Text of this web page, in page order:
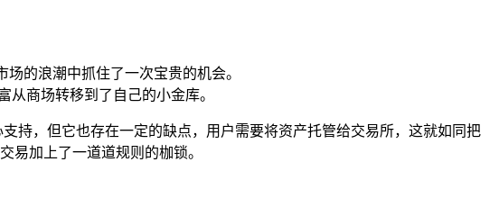
的浪潮中抓住了一次宝贵的机会。
从商场转移到了自己的小金库。
持，但它也存在一定的缺点，用户需要将资产托管给交易所，这就如同把
易加上了一道道规则的枷锁。